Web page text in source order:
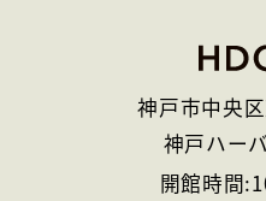
神戸市中央
神戸ハー
開館時間: